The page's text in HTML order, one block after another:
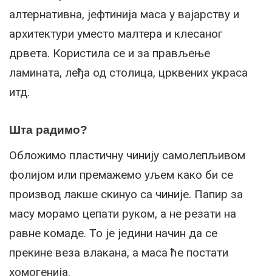
алтернативна, јефтинија маса у вајарству и
архитектури уместо малтера и клесаног
дрвета. Користила се и за прављење
ламината, леђа од столица, црквених украса
итд.
Шта радимо?
Обложимо пластичну чинију самолепљивом
фолијом или премажемо уљем како би се
производ лакше скинуо са чиније. Папир за
масу морамо цепати руком, а не резати на
равне комаде. То је једини начин да се
прекине веза влакана, а маса ће постати
хомогенија.